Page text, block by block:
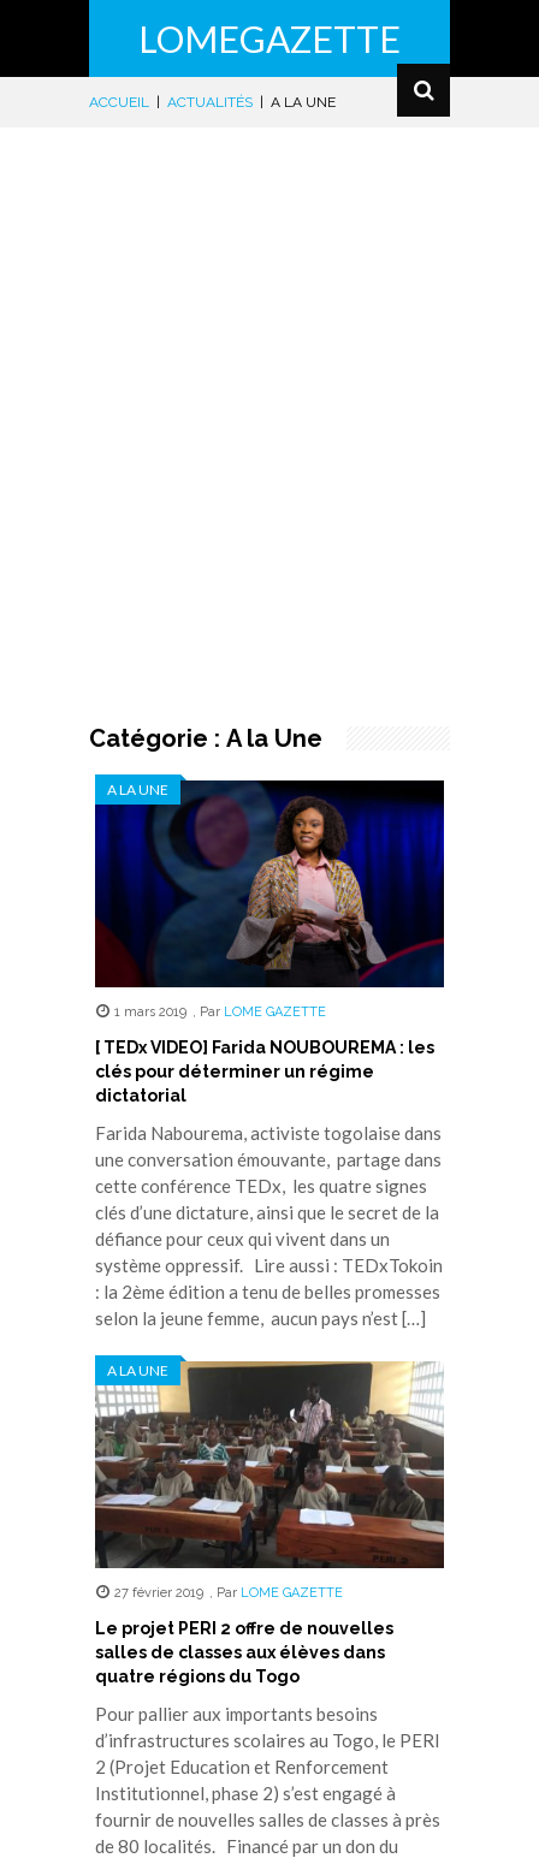
LOMEGAZETTE
ACCUEIL ACTUALITÉS A LA UNE
Catégorie : A la Une
A LA UNE
1 mars 2019 , Par LOME GAZETTE
[ TEDx VIDEO] Farida NOUBOUREMA : les
clés pour déterminer un régime
dictatorial
Farida Nabourema, activiste togolaise dans
une conversation émouvante, partage dans
cette conférence TEDx, les quatre signes
clés d’une dictature, ainsi que le secret de la
défiance pour ceux qui vivent dans un
système oppressif. Lire aussi : TEDxTokoin
: la 2ème édition a tenu de belles promesses
selon la jeune femme, aucun pays n’est […]
A LA UNE
27 février 2019 , Par LOME GAZETTE
Le projet PERI 2 offre de nouvelles
salles de classes aux élèves dans
quatre régions du Togo
Pour pallier aux importants besoins
d’infrastructures scolaires au Togo, le PERI
2 (Projet Education et Renforcement
Institutionnel, phase 2) s’est engagé à
fournir de nouvelles salles de classes à près
de 80 localités. Financé par un don du